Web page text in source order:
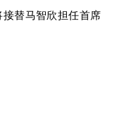
接替马智欣担任首席